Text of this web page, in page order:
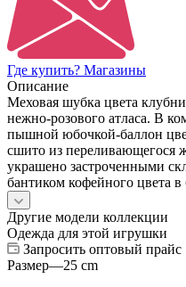
Где купить? Магазины
Описание
Меховая шубка цвета
нежно-розового атласа. В
пышной юбочкой-баллон
сшито из переливающегося
украшено застроченными
бантиком кофейного цвета
Другие модели коллекции
Одежда для этой игрушки
Запросить оптовый прайс
Размер—25 cm